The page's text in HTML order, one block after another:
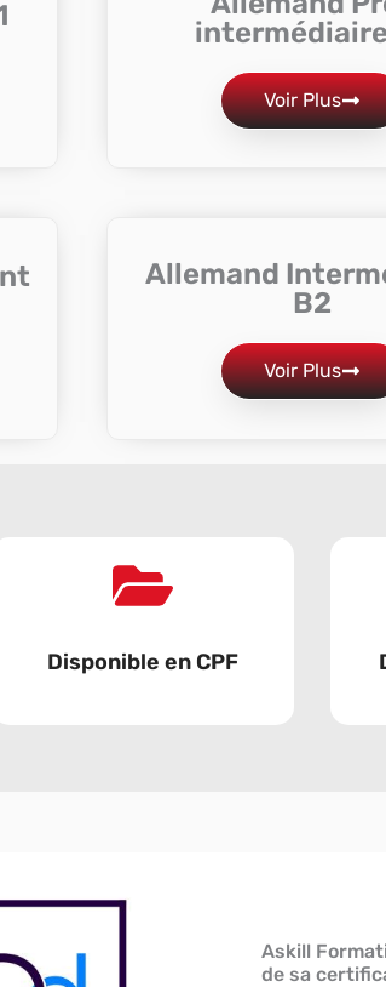
Voir Plus
Allemand
B2
Voir Plus
Disponible en CPF
Askill
de sa